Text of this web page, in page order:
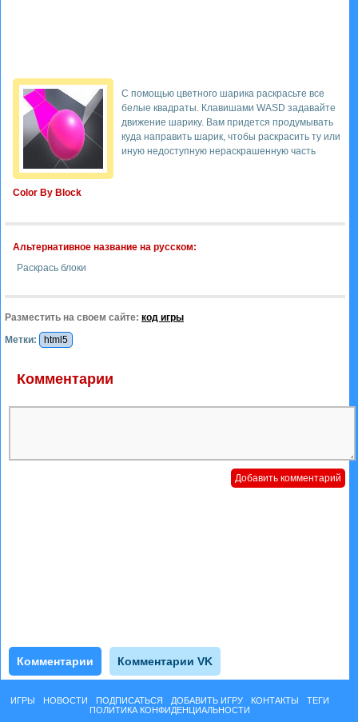
Color By Block
С помощью цветного шарика раскрасьте все
белые квадраты. Клавишами WASD задавайте
движение шарику. Вам придется продумывать
куда направить шарик, чтобы раскрасить ту или
иную недоступную нераскрашенную часть
Альтернативное название на русском:
Раскрась блоки
Разместить на своем сайте: код игры
Метки:
html5
Комментарии
Комментарии Комментарии VK
ИГРЫ НОВОСТИ ПОДПИСАТЬСЯ ДОБАВИТЬ ИГРУ КОНТАКТЫ
ТЕГИ
ПОЛИТИКА КОНФИДЕНЦИАЛЬНОСТИ